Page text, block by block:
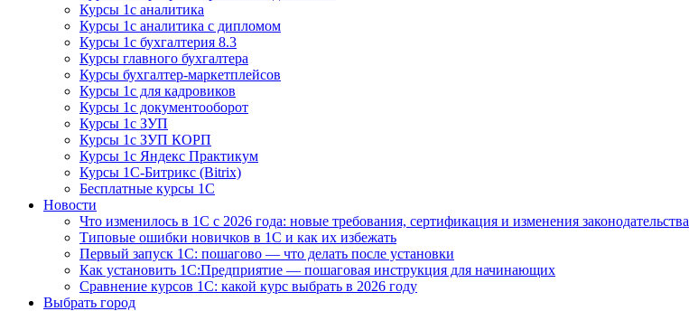
Курсы 1с аналитика
Курсы 1с аналитика с дипломом
Курсы 1с бухгалтерия 8.3
Курсы главного бухгалтера
Курсы бухгалтер-маркетплейсов
Курсы 1с для кадровиков
Курсы 1с документооборот
Курсы 1с ЗУП
Курсы 1с ЗУП КОРП
Курсы 1с Яндекс Практикум
Курсы 1С-Битрикс (Bitrix)
Бесплатные курсы 1С
Новости
Что изменилось в 1С с 2026 года: новые требования, сертификация и изменения законодательства
Типовые ошибки новичков в 1С и как их избежать
Первый запуск 1С: пошагово — что делать после установки
Как установить 1С:Предприятие — пошаговая инструкция для начинающих
Сравнение курсов 1С: какой курс выбрать в 2026 году
Выбрать город